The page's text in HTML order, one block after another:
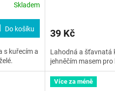
Skladem
Do košíku
s kuřecím a
39 Kč
Lahodná a šťavnatá
jehněčím masem pro
Více za méně